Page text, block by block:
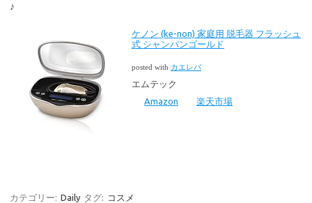
♪
ケノン (ke-non) 家庭用 脱毛器 フラッシュ
式 シャンパンゴールド
posted with カエレバ
エムテック
Amazon
楽天市場
カテゴリー: Daily タグ: コスメ